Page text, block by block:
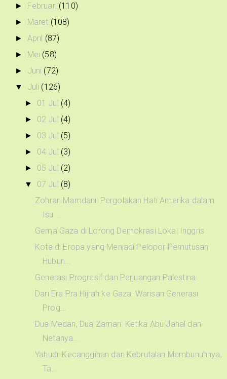
► Februari (110)
► Maret (108)
► April (87)
► Mei (58)
► Juni (72)
▼ Juli (126)
► 01 Jul (4)
► 02 Jul (4)
► 03 Jul (5)
► 04 Jul (3)
► 05 Jul (2)
▼ 07 Jul (8)
Zohran Mamdani: Pergolakan Hati Amerika dalam
Isu ...
Gema Gaza di Lorong Demokrasi Lokal Inggris
Kota di Eropa yang Menjadi Pelopor Pemutusan
Hubun...
Generasi Progresif dan Perjuangan Palestina
Dari Era Pra Hijrah ke Gaza: Warisan Generasi
Prog...
Dua Medan, Dua Zaman: Ketika Abu Jahal dan
Netanya...
Yahudi: Kecanggihan dan Kebrutalan Membunuhnya,
Ta...